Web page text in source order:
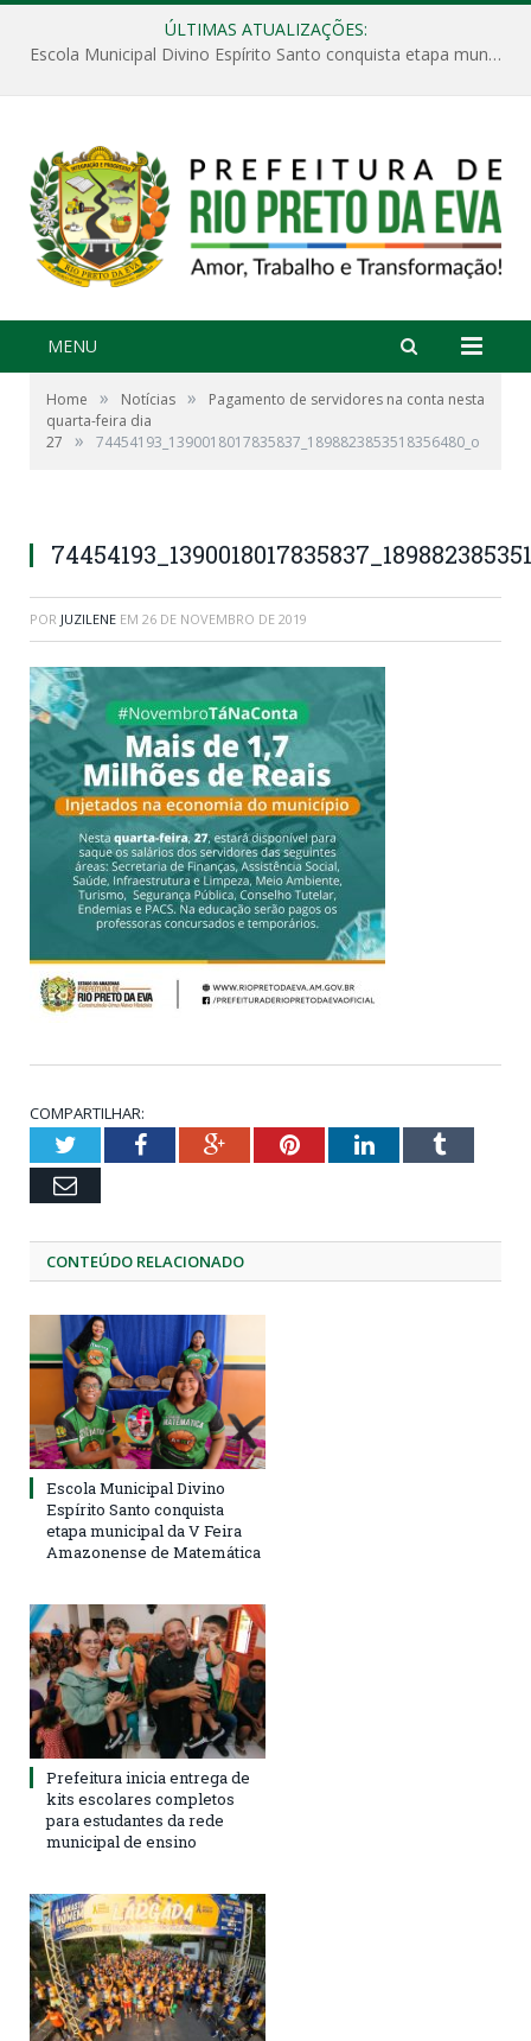
ÚLTIMAS ATUALIZAÇÕES:
Escola Municipal Divino Espírito Santo conquista etapa municipal da V Feira Amazonense de Matemática
MENU
Home » Notícias »
Pagamento de servidores na conta nesta
quarta-feira dia
27
» 74454193_1390018017835837_1898823853518356480_o
POR JUZILENE EM 26 DE NOVEMBRO DE 2019
COMPARTILHAR:
TwitterFacebookGoogle+PinterestLinkedInTumblr
Email
CONTEÚDO RELACIONADO
Escola Municipal Divino
Espírito Santo conquista
etapa municipal da V Feira
Amazonense de Matemática
Prefeitura inicia entrega de
kits escolares completos
para estudantes da rede
municipal de ensino